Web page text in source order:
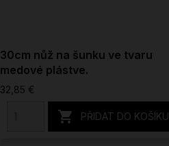
30cm nůž na šunku ve tvaru
medové plástve.
32,85 €
 PŘIDAT DO KOŠÍKU